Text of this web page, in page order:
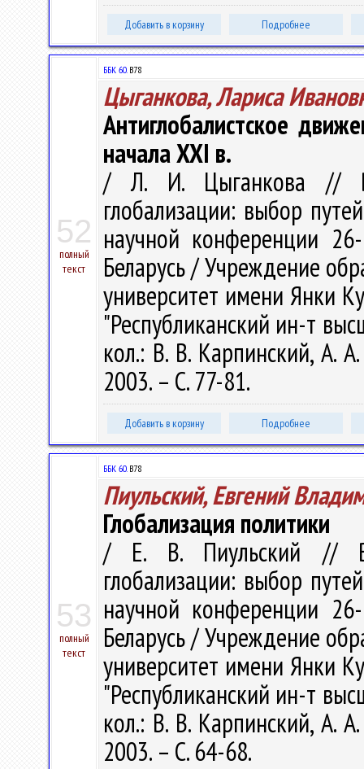
Добавить в корзину Подробнее
52
полный
текст
ББК 60.В78
Цыганкова, Лариса
Антиглобалистское
начала XXI в.
/ Л. И. Цыганкова //
глобализации: выбор
научной конференции
Беларусь / Учреждение
университет имени Янки
"Республиканский ин-т
кол.: В. В. Карпинский, А.
2003. – С. 77-81.
Добавить в корзину Подробнее
53
полный
текст
ББК 60.В78
Пиульский, Евгений
Глобализация политики
/ Е. В. Пиульский //
глобализации: выбор
научной конференции
Беларусь / Учреждение
университет имени Янки
"Республиканский ин-т
кол.: В. В. Карпинский, А.
2003. – С. 64-68.